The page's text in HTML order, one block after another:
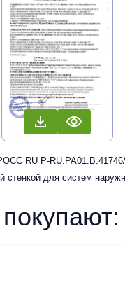
RU Р-
стенкой для систем